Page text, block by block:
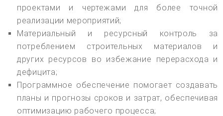
проектами и чертежами для более точной
реализации мероприятий;
Материальный и ресурсный контроль за
потреблением строительных материалов и
других ресурсов во избежание перерасхода и
дефицита;
Программное обеспечение помогает создавать
планы и прогнозы сроков и затрат, обеспечивая
оптимизацию рабочего процесса;